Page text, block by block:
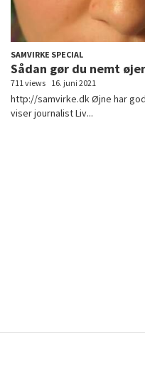
SAMVIRKE SPECIAL
Sådan gør du nemt
711 views 16. juni 2021
http://samvirke.dk Øjne har
viser journalist Liv...